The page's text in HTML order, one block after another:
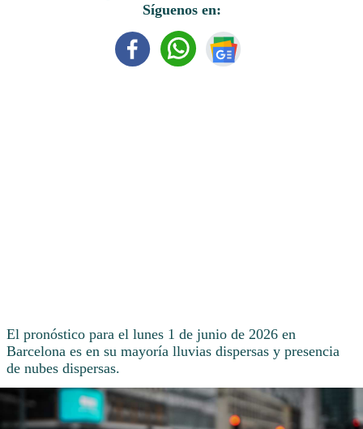
Síguenos en:
El pronóstico para el lunes 1 de junio de 2026 en
Barcelona es en su mayoría lluvias dispersas y presencia
de nubes dispersas.